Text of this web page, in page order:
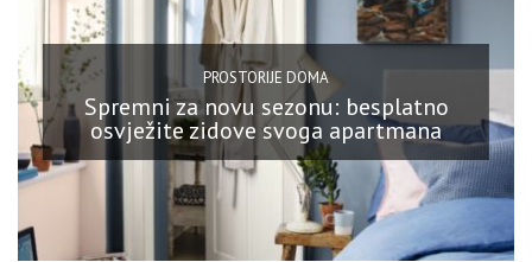
PROSTORIJE DOMA
Spremni za novu sezonu: besplatno
osvježite zidove svoga apartmana